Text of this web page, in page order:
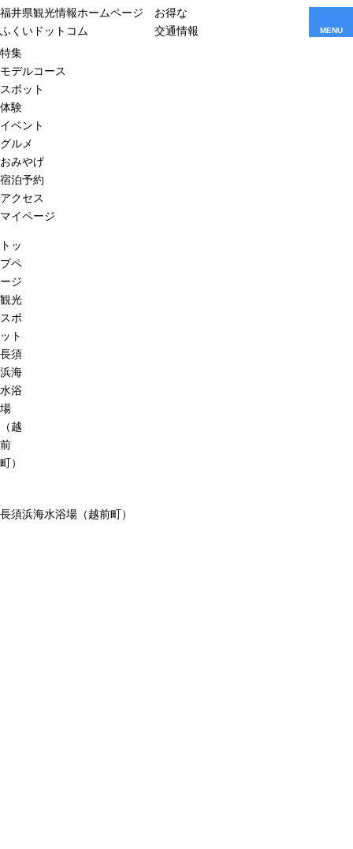
福井県観光情報ホームページ
ふくいドットコム
お得な
交通情報
MENU
特集
モデルコース
スポット
体験
イベント
グルメ
おみやげ
宿泊予約
アクセス
マイページ
トッ
プペ
ージ
観光
スポ
ット
長須
浜海
水浴
場
（越
前
町）
長須浜海水浴場（越前町）